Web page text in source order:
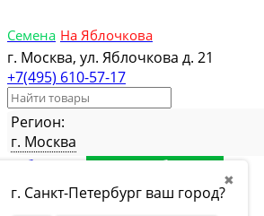
Семена На Яблочкова
г. Москва, ул. Яблочкова д. 21
+7(495) 610-57-17
Регион:
г. Москва
✖
г. Санкт-Петербург ваш город?
Избранное Товар в избранном
СравнениеТовар в сравнении
Вход